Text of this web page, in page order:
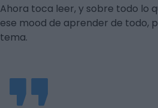
Ahora toca leer, y sobre todo lo
ese mood de aprender de todo,
tema.